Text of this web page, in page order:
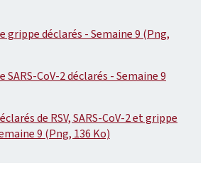
grippe déclarés - Semaine 9 (Png,
SARS-CoV-2 déclarés - Semaine 9
de RSV, SARS-CoV-2 et grippe
9 (Png, 136 Ko)